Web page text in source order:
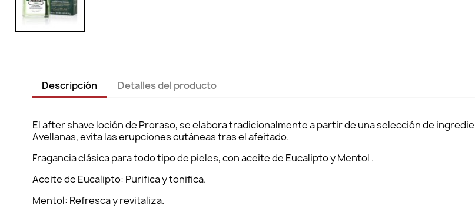
Descripción Detalles del producto
El after shave loción de Proraso, se elabora tradicionalmente a partir de una selección de
Avellanas, evita las erupciones cutáneas tras el afeitado.
Fragancia clásica para todo tipo de pieles, con aceite de Eucalipto y Mentol .
Aceite de Eucalipto: Purifica y tonifica.
Mentol: Refresca y revitaliza.